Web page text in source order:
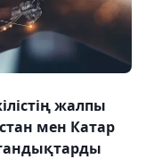
жалпы
мен Катар